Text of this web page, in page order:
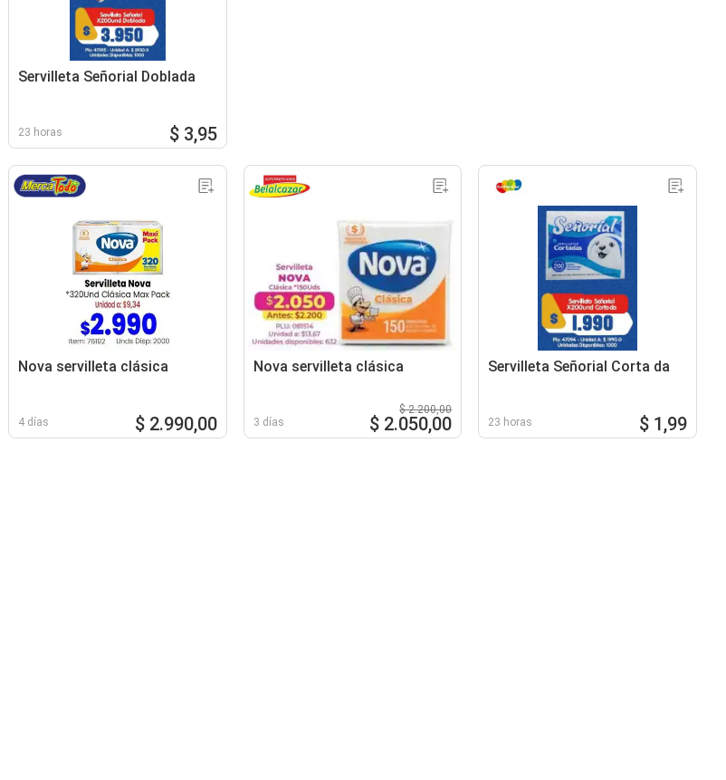
Servilleta Señorial Doblada
23 horas $ 3,95
Nova servilleta clásica
4 días $ 2.990,00
Nova servilleta clásica
3 días
$ 2.200,00
$ 2.050,00
Servilleta Señorial Corta da
23 horas $ 1,99